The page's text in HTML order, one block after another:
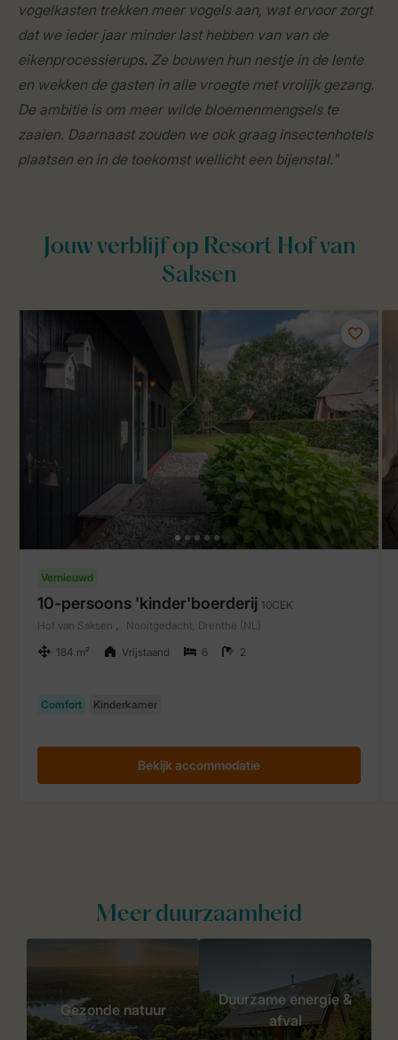
vogelkasten trekken meer vogels aan, wat ervoor zorgt
dat we ieder jaar minder last hebben van van de
eikenprocessierups. Ze bouwen hun nestje in de lente
en wekken de gasten in alle vroegte met vrolijk gezang.
De ambitie is om meer wilde bloemenmengsels te
zaaien. Daarnaast zouden we ook graag insectenhotels
plaatsen en in de toekomst wellicht een bijenstal."
Meer duurzaamheid
Gezonde natuur
Duurzame energie &
afval